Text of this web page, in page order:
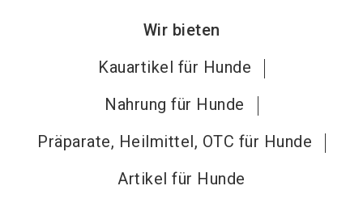
Wir bieten
Kauartikel für Hunde
Nahrung für Hunde
Präparate, Heilmittel, OTC für Hunde
Artikel für Hunde